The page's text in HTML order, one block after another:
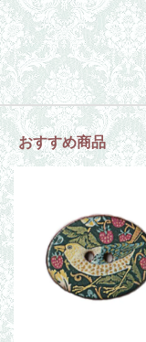
おすすめ商品